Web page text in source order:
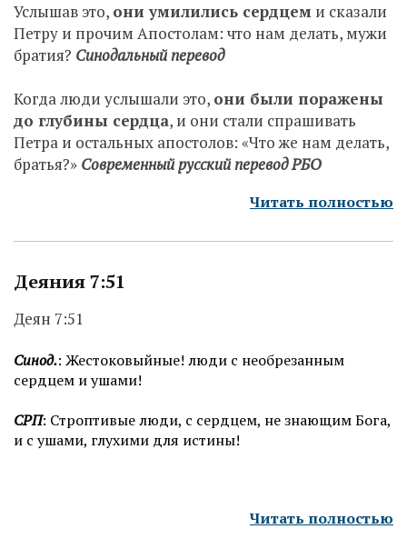
Услышав это, они умилились сердцем и сказали
Петру и прочим Апостолам: что нам делать, мужи
братия? Синодальный перевод
Когда люди услышали это, они были поражены
до глубины сердца, и они стали спрашивать
Петра и остальных апостолов: «Что же нам делать,
братья?» Современный русский перевод РБО
Читать полностью
Деяния 7:51
Деян 7:51
Синод.: Жестоковыйные! люди с необрезанным
сердцем и ушами!
СРП: Строптивые люди, с сердцем, не знающим Бога,
и с ушами, глухими для истины!
Читать полностью